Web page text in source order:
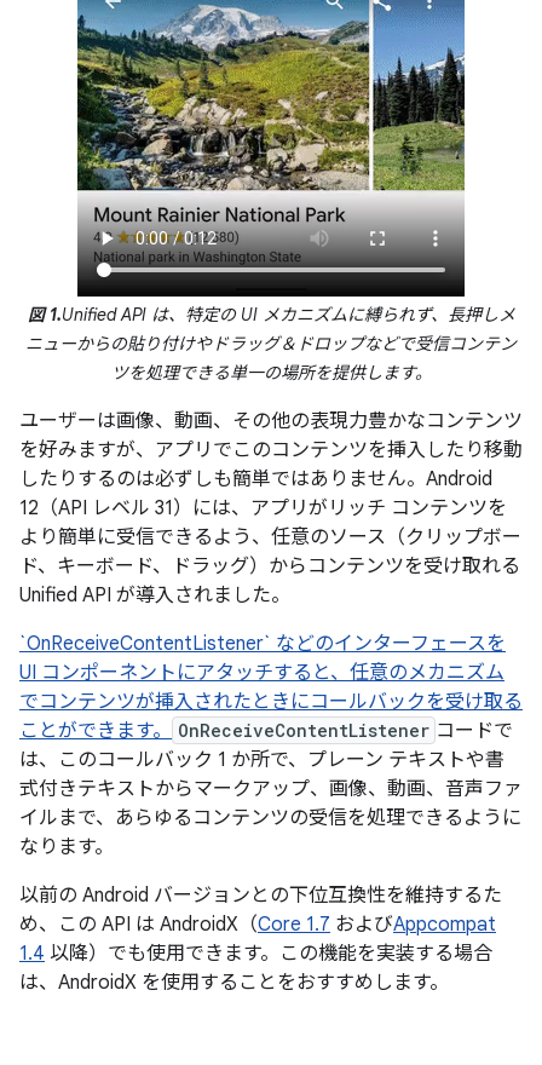
図 1.Unified API は、特定の UI メカニズムに縛られず、長押しメ
ニューからの貼り付けやドラッグ＆ドロップなどで受信コンテン
ツを処理できる単一の場所を提供します。
ユーザーは画像、動画、その他の表現力豊かなコンテンツ
を好みますが、アプリでこのコンテンツを挿入したり移動
したりするのは必ずしも簡単ではありません。Android
12（API レベル 31）には、アプリがリッチ コンテンツを
より簡単に受信できるよう、任意のソース（クリップボー
ド、キーボード、ドラッグ）からコンテンツを受け取れる
Unified API が導入されました。
`OnReceiveContentListener` などのインターフェースを
UI コンポーネントにアタッチすると、任意のメカニズム
でコンテンツが挿入されたときにコールバックを受け取る
ことができます。
OnReceiveContentListener コードで
は、このコールバック 1 か所で、プレーン テキストや書
式付きテキストからマークアップ、画像、動画、音声ファ
イルまで、あらゆるコンテンツの受信を処理できるように
なります。
以前の Android バージョンとの下位互換性を維持するた
め、この API は AndroidX（Core 1.7 およびAppcompat
1.4 以降）でも使用できます。この機能を実装する場合
は、AndroidX を使用することをおすすめします。